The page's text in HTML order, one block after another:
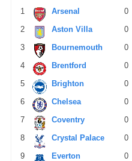
1 Arsenal 0
2
Aston Villa 0
3
Bournemouth 0
4
Brentford 0
5
Brighton 0
6
Chelsea 0
7
Coventry 0
8
Crystal Palace 0
9
Everton 0